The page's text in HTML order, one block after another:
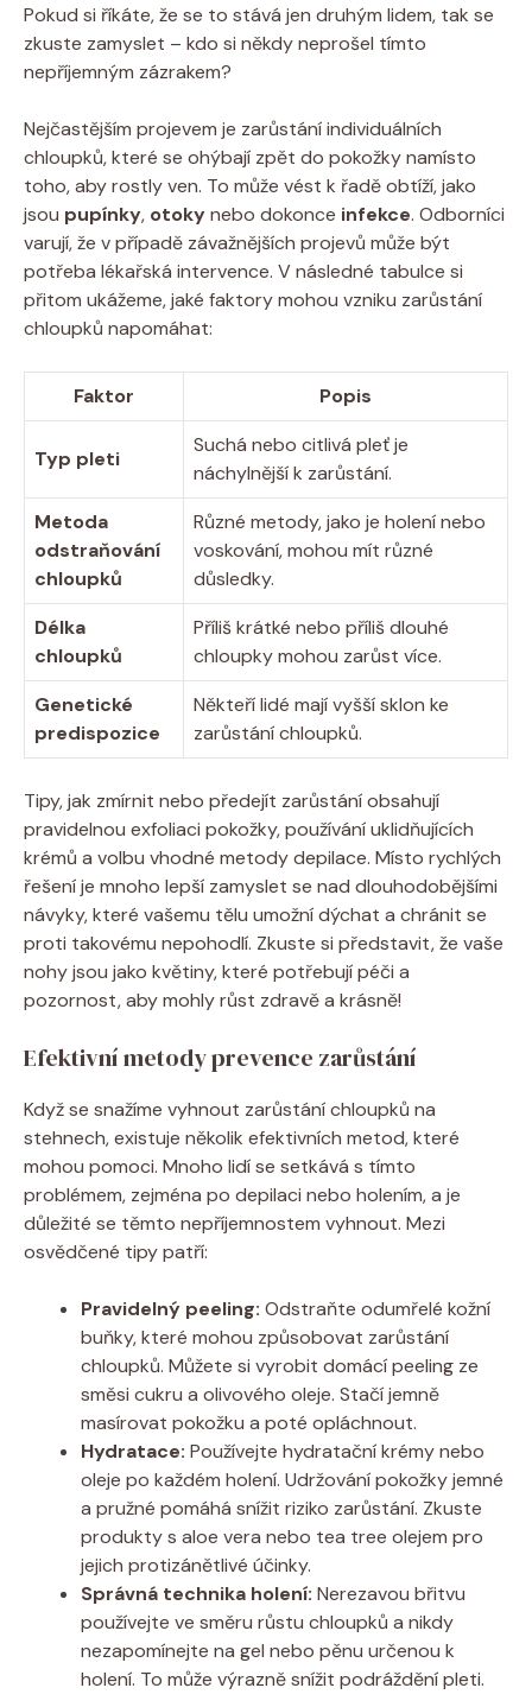
Pokud si říkáte, že se to stává jen druhým lidem, tak se
zkuste zamyslet – kdo si někdy neprošel tímto
nepříjemným zázrakem?
Nejčastějším projevem je zarůstání individuálních
chloupků, které se ohýbají zpět do pokožky namísto
toho, aby rostly ven. To může vést k řadě obtíží, jako
jsou pupínky, otokynebo dokonce infekce. Odborníci
varují, že v případě závažnějších projevů může být
potřeba lékařská intervence. V následné tabulce si
přitom ukážeme, jaké faktory mohou vzniku zarůstání
chloupků napomáhat:
Faktor Popis
Typ pleti
Suchá nebo citlivá pleť je
náchylnější k zarůstání.
Metoda
odstraňování
chloupků
Různé metody, jako je holení nebo
voskování, mohou mít různé
důsledky.
Délka
chloupků
Příliš krátké nebo příliš dlouhé
chloupky mohou zarůst více.
Genetické
predispozice
Někteří lidé mají vyšší sklon ke
zarůstání chloupků.
Tipy, jak zmírnit nebo předejít zarůstání obsahují
pravidelnou exfoliaci pokožky, používání uklidňujících
krémů a volbu vhodné metody depilace. Místo rychlých
řešení je mnoho lepší zamyslet se nad dlouhodobějšími
návyky, které vašemu tělu umožní dýchat a chránit se
proti takovému nepohodlí. Zkuste si představit, že vaše
nohy jsou jako květiny, které potřebují péči a
pozornost, aby mohly růst zdravě a krásně!
Efektivní metody prevence zarůstání
Když se snažíme vyhnout zarůstání chloupků na
stehnech, existuje několik efektivních metod, které
mohou pomoci. Mnoho lidí se setkává s tímto
problémem, zejména po depilaci nebo holením, a je
důležité se těmto nepříjemnostem vyhnout. Mezi
osvědčené tipy patří:
Pravidelný peeling: Odstraňte odumřelé kožní
buňky, které mohou způsobovat zarůstání
chloupků. Můžete si vyrobit domácí peeling ze
směsi cukru a olivového oleje. Stačí jemně
masírovat pokožku a poté opláchnout.
Hydratace: Používejte hydratační krémy nebo
oleje po každém holení. Udržování pokožky jemné
a pružné pomáhá snížit riziko zarůstání. Zkuste
produkty s aloe vera nebo tea tree olejem pro
jejich protizánětlivé účinky.
Správná technika holení: Nerezavou břitvu
používejte ve směru růstu chloupků a nikdy
nezapomínejte na gel nebo pěnu určenou k
holení. To může výrazně snížit podráždění pleti.